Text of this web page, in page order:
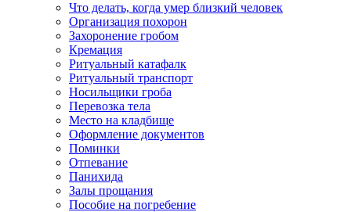
Что делать, когда умер близкий человек
Организация похорон
Захоронение гробом
Кремация
Ритуальный катафалк
Ритуальный транспорт
Носильщики гроба
Перевозка тела
Место на кладбище
Оформление документов
Поминки
Отпевание
Панихида
Залы прощания
Пособие на погребение